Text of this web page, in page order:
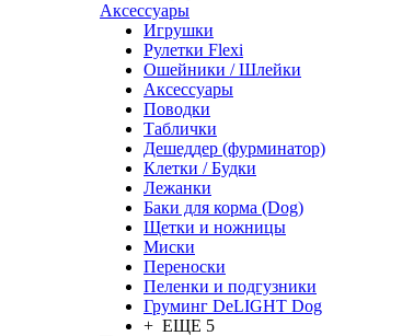
Аксессуары
Игрушки
Рулетки Flexi
Ошейники / Шлейки
Аксессуары
Поводки
Таблички
Дешеддер (фурминатор)
Клетки / Будки
Лежанки
Баки для корма (Dog)
Щетки и ножницы
Миски
Переноски
Пеленки и подгузники
Груминг DeLIGHT Dog
+ ЕЩЕ 5